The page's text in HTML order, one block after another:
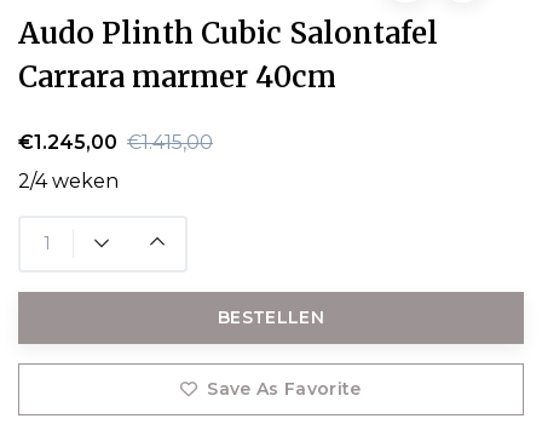
Audo Plinth Cubic Salontafel
Carrara marmer 40cm
€1.245,00 €1.415,00
2/4 weken
BESTELLEN
Save As Favorite